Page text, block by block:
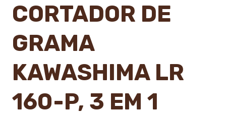
CORTADOR DE
GRAMA
KAWASHIMA LR
160-P, 3 EM 1